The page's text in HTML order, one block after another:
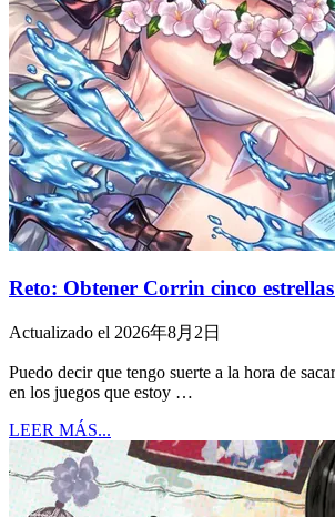
Reto: Obtener Corrin cinco
Actualizado el 2026年8月2日
Puedo decir que tengo suerte a la hora de
en los juegos que estoy …
LEER MÁS...